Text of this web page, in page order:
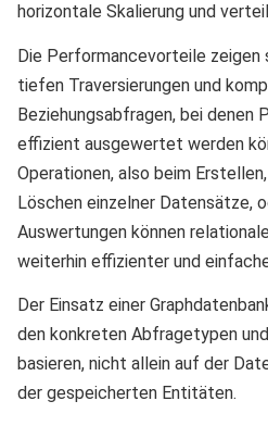
horizontale Skalierung und
Die Performancevorteile zeigen
tiefen Traversierungen und
Beziehungsabfragen, bei denen
effizient ausgewertet werden
Operationen, also beim
Löschen einzelner Datensätze,
Auswertungen können
weiterhin effizienter und
Der Einsatz einer
den konkreten Abfragetypen
basieren, nicht allein auf der
der gespeicherten Entitäten.